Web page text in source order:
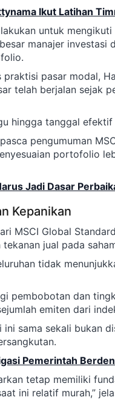
Ikut Latihan
untuk
manajer investasi
praktisi pasar modal,
telah berjalan sejak
hingga tanggal
pengumuman
portofolio
Jadi Dasar
Kepanikan
MSCI Global
jual pada
tidak
pembobotan dan
emiten dari
sama sekali bukan
Pemerintah
tetap memiliki
ini relatif murah,”